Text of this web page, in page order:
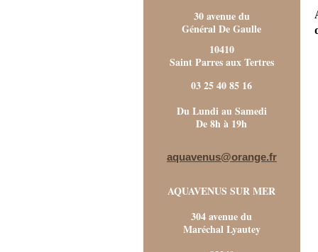
30 avenue du
Général De Gaulle
10410
Saint Parres aux Tertres
03 25 40 85 16
Du Lundi au Samedi
De 8h à 19h
aquavenus@orange.fr
AQUAVENUS SUR MER
304 avenue du
Maréchal Lyautey